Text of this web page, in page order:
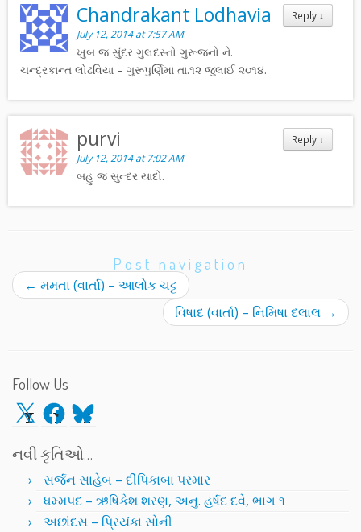
Reply ↓
Chandrakant Lodhavia
July 12, 2014 at 7:57 AM
ખુબ જ સુંદર ગુલદસ્તો ગુરૂજનો ને.
ચન્દ્રકાન્ત લોઢવિયા – ગુરૂપુર્ણિમા તા.૧૨ જુલાઈ ૨૦૧૪.
Reply ↓
purvi
July 12, 2014 at 7:02 AM
બહુ જ સુન્દર યાદો.
Post navigation
← મમતા (વાર્તા) – આલોક ચટ્ટ
વિષાદ (વાર્તા) – નિમિષા દલાલ →
Follow Us
X Facebook
Bluesky
નવી કૃતિઓ…
સર્જન સાહેબ – દીપિકાબા પરમાર
ધમ્મપદ – ઋષિકેશ શરણ, અનુ. હર્ષદ દવે, ભાગ ૧
અછાંદસ – પ્રિયંકા સોની